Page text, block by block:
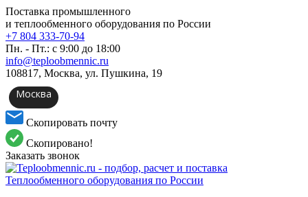
Поставка промышленного
и теплообменного оборудования по России
+7 804 333-70-94
Пн. - Пт.: с 9:00 до 18:00
info@teploobmennic.ru
108817, Москва, ул. Пушкина, 19
Москва
Скопировать почту
Скопировано!
Заказать звонок